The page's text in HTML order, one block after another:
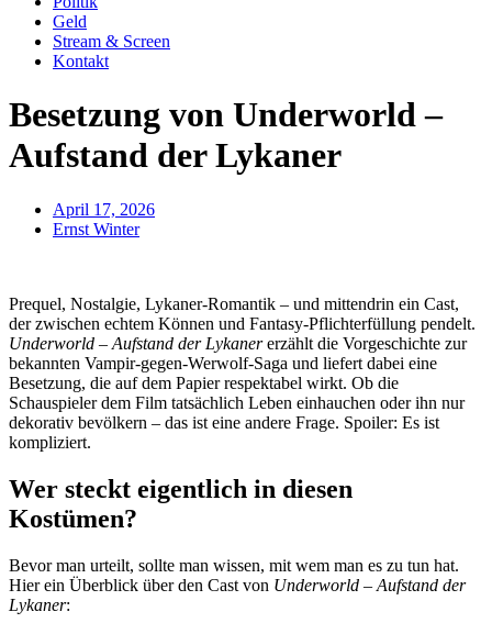
Geld
Stream & Screen
Kontakt
Besetzung von Underworld –
Aufstand der Lykaner
April 17, 2026
Ernst Winter
Prequel, Nostalgie, Lykaner-Romantik – und mittendrin ein Cast,
der zwischen echtem Können und Fantasy-Pflichterfüllung pendelt.
Underworld – Aufstand der Lykanererzählt die Vorgeschichte zur
bekannten Vampir-gegen-Werwolf-Saga und liefert dabei eine
Besetzung, die auf dem Papier respektabel wirkt. Ob die
Schauspieler dem Film tatsächlich Leben einhauchen oder ihn nur
dekorativ bevölkern – das ist eine andere Frage. Spoiler: Es ist
kompliziert.
Wer steckt eigentlich in diesen
Kostümen?
Bevor man urteilt, sollte man wissen, mit wem man es zu tun hat.
Hier ein Überblick über den Cast von Underworld – Aufstand der
Lykaner: